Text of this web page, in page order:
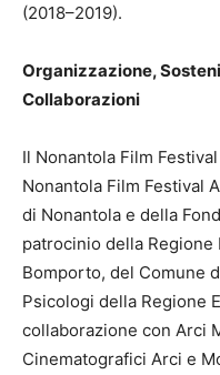
(2018–2019).
Organizzazione,
Collaborazioni
Il Nonantola Film
Nonantola Film Festival
di Nonantola e della
patrocinio della Regione
Bomporto, del Comune
Psicologi della Regione
collaborazione con Arci
Cinematografici Arci e